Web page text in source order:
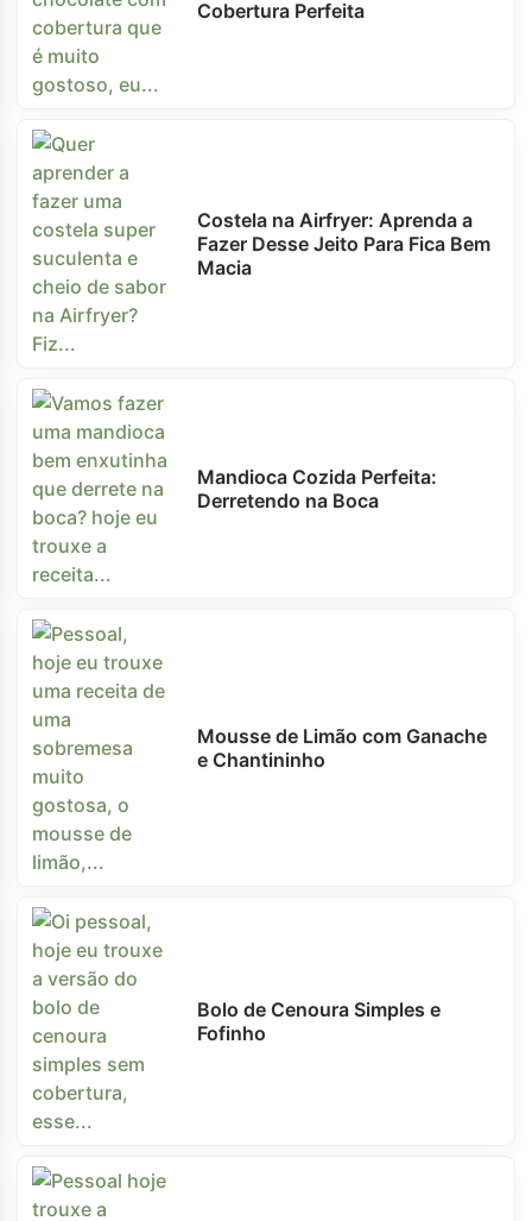
Cobertura Perfeita
Costela na Airfryer: Aprenda a
Fazer Desse Jeito Para Fica Bem
Macia
Mandioca Cozida Perfeita:
Derretendo na Boca
Mousse de Limão com Ganache
e Chantininho
Bolo de Cenoura Simples e
Fofinho